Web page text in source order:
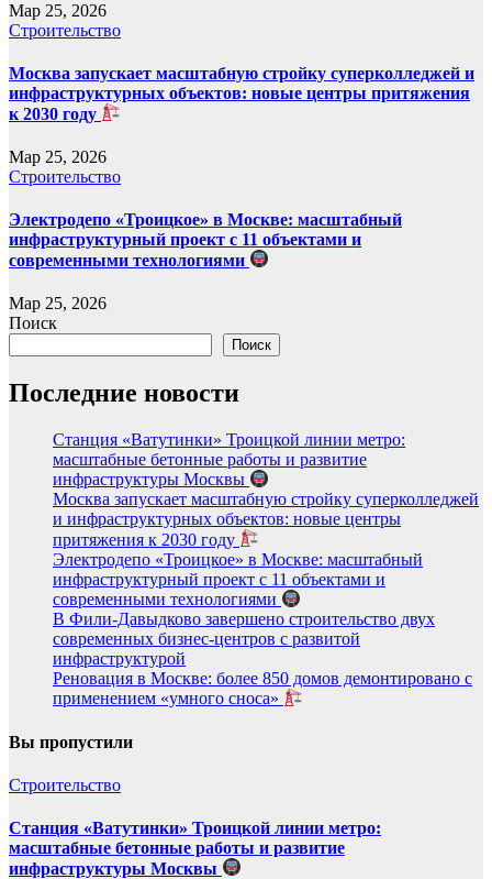
Мар 25, 2026
Строительство
Москва запускает масштабную стройку суперколледжей и
инфраструктурных объектов: новые центры притяжения
к 2030 году
Мар 25, 2026
Строительство
Электродепо «Троицкое» в Москве: масштабный
инфраструктурный проект с 11 объектами и
современными технологиями
Мар 25, 2026
Поиск
Поиск
Последние новости
Станция «Ватутинки» Троицкой линии метро:
масштабные бетонные работы и развитие
инфраструктуры Москвы
Москва запускает масштабную стройку суперколледжей
и инфраструктурных объектов: новые центры
притяжения к 2030 году
Электродепо «Троицкое» в Москве: масштабный
инфраструктурный проект с 11 объектами и
современными технологиями
В Фили-Давыдково завершено строительство двух
современных бизнес-центров с развитой
инфраструктурой
Реновация в Москве: более 850 домов демонтировано с
применением «умного сноса»
Вы пропустили
Строительство
Станция «Ватутинки» Троицкой линии метро:
масштабные бетонные работы и развитие
инфраструктуры Москвы